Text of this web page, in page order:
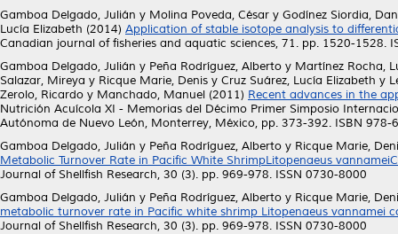
Gamboa Delgado, Julián y Molina Poveda, César y Godínez Siordia,
Lucía Elizabeth (2014) Application of stable isotope analysis to
Canadian journal of fisheries and aquatic sciences, 71. pp. 1520-1528.
Gamboa Delgado, Julián y Peña Rodríguez, Alberto y Martínez Rocha,
Salazar, Mireya y Ricque Marie, Denis y Cruz Suárez, Lucía Elizabeth y
Zerolo, Ricardo y Manchado, Manuel (2011) Recent advances in the
Nutrición Acuícola XI - Memorias del Décimo Primer Simposio
Autónoma de Nuevo León, Monterrey, México, pp. 373-392. ISBN
Gamboa Delgado, Julián y Peña Rodríguez, Alberto y Ricque Marie,
Metabolic Turnover Rate in Pacific White ShrimpLitopenaeus
Journal of Shellfish Research, 30 (3). pp. 969-978. ISSN 0730-8000
Gamboa Delgado, Julián y Peña Rodríguez, Alberto y Ricque Marie,
metabolic turnover rate in Pacific white shrimp Litopenaeus vannamei
Journal of Shellfish Research, 30 (3). pp. 969-978. ISSN 0730-8000